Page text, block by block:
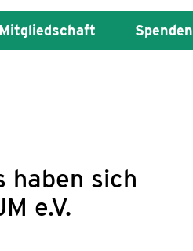
Mitgliedschaft Spenden
haben sich
e.V.